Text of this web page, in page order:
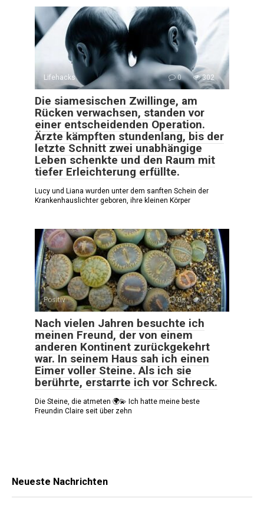
Lifehacks 0 302
Die siamesischen Zwillinge, am
Rücken verwachsen, standen vor
einer entscheidenden Operation.
Ärzte kämpften stundenlang, bis der
letzte Schnitt zwei unabhängige
Leben schenkte und den Raum mit
tiefer Erleichterung erfüllte.
Lucy und Liana wurden unter dem sanften Schein der
Krankenhauslichter geboren, ihre kleinen Körper
Positiv 0 105
Nach vielen Jahren besuchte ich
meinen Freund, der von einem
anderen Kontinent zurückgekehrt
war. In seinem Haus sah ich einen
Eimer voller Steine. Als ich sie
berührte, erstarrte ich vor Schreck.
Die Steine, die atmeten 🌍💫 Ich hatte meine beste
Freundin Claire seit über zehn
Neueste Nachrichten